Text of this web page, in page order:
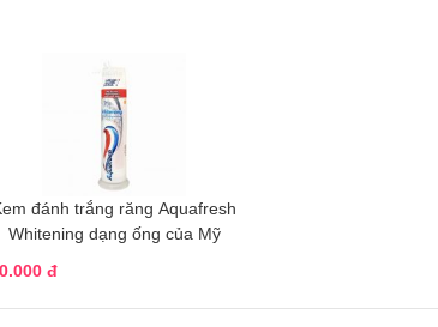
đánh trắng răng Aquafresh
Whitening dạng ống của Mỹ
đ